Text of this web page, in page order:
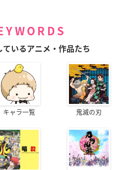
ているアニメ・作品たち
キャラ一覧 鬼滅の刃